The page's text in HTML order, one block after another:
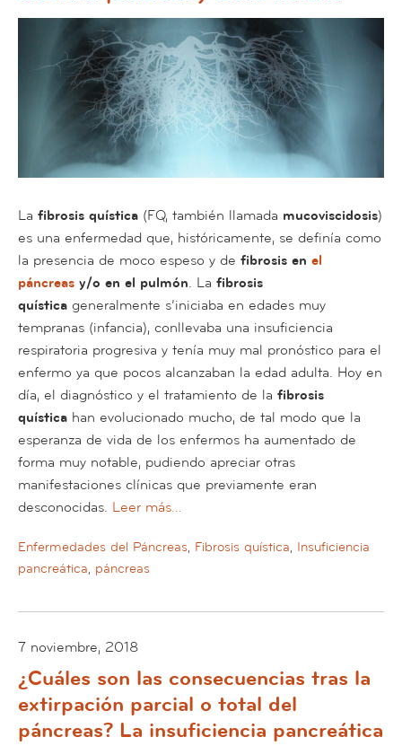
La fibrosis quística (FQ, también llamada mucoviscidosis)
es una enfermedad que, históricamente, se definía como
la presencia de moco espeso y de fibrosis en el
páncreas y/o en el pulmón. La fibrosis
quística generalmente s’iniciaba en edades muy
tempranas (infancia), conllevaba una insuficiencia
respiratoria progresiva y tenía muy mal pronóstico para el
enfermo ya que pocos alcanzaban la edad adulta. Hoy en
día, el diagnóstico y el tratamiento de la fibrosis
quística han evolucionado mucho, de tal modo que la
esperanza de vida de los enfermos ha aumentado de
forma muy notable, pudiendo apreciar otras
manifestaciones clínicas que previamente eran
desconocidas. Leer más…
Enfermedades del Páncreas, Fibrosis quística, Insuficiencia
pancreática, páncreas
7 noviembre, 2018
¿Cuáles son las consecuencias tras la
extirpación parcial o total del
páncreas? La insuficiencia pancreática